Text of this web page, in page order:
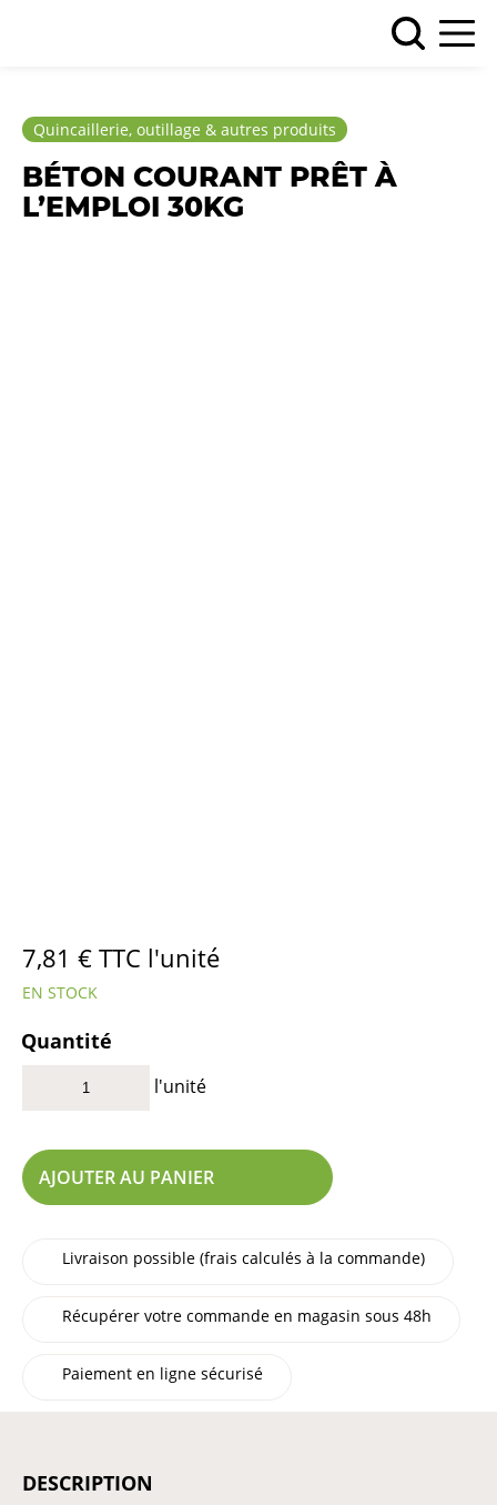
Quincaillerie, outillage & autres produits
BÉTON COURANT PRÊT À
L’EMPLOI 30KG
7,81 € TTC l'unité
EN STOCK
Quantité
l'unité
AJOUTER AU PANIER
Livraison possible (frais calculés à la commande)
Récupérer votre commande en magasin sous 48h
Paiement en ligne sécurisé
DESCRIPTION